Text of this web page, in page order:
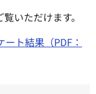
いただけます。
ート結果（PDF：